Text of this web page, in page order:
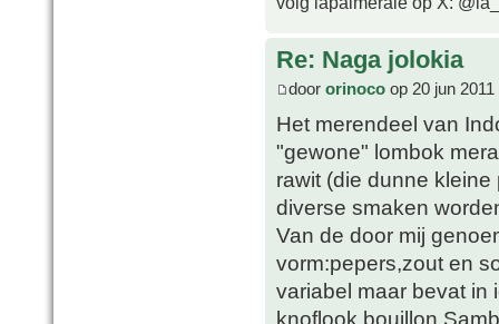
Re: Naga jolokia
door orinoco op 20 jun 2011
Het merendeel van
"gewone" lombok
rawit (die dunne
diverse smaken
Van de door mij
vorm:pepers,zout en
variabel maar bevat in